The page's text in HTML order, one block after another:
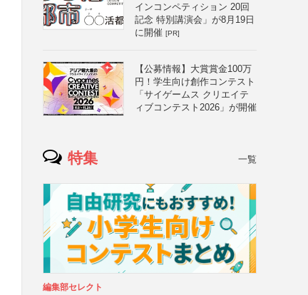
インコンペティション 20回
記念 特別講演会」が8月19日
に開催 [PR]
【公募情報】大賞賞金100万
円！学生向け創作コンテスト
「サイゲームス クリエイテ
ィブコンテスト2026」が開催
特集 一覧
編集部セレクト